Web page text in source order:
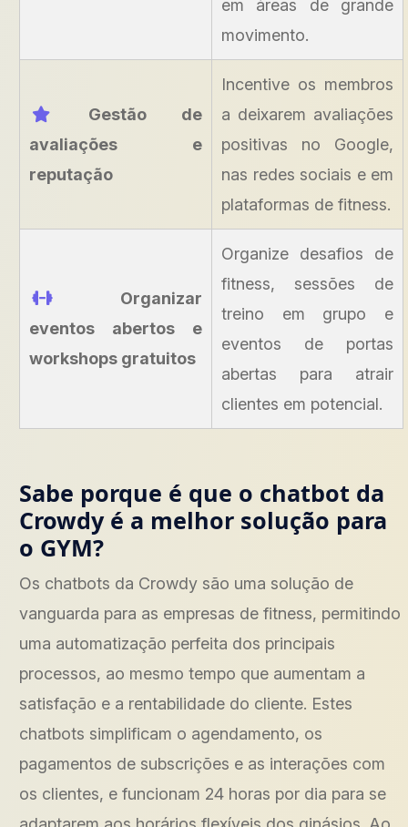
em áreas de grande
movimento.
Gestão de
avaliações e
reputação
Incentive os membros
a deixarem avaliações
positivas no Google,
nas redes sociais e em
plataformas de fitness.
Organizar
eventos abertos e
workshops gratuitos
Organize desafios de
fitness, sessões de
treino em grupo e
eventos de portas
abertas para atrair
clientes em potencial.
Sabe porque é que o chatbot da
Crowdy é a melhor solução para
o GYM?
Os chatbots da Crowdy são uma solução de
vanguarda para as empresas de fitness, permitindo
uma automatização perfeita dos principais
processos, ao mesmo tempo que aumentam a
satisfação e a rentabilidade do cliente. Estes
chatbots simplificam o agendamento, os
pagamentos de subscrições e as interações com
os clientes, e funcionam 24 horas por dia para se